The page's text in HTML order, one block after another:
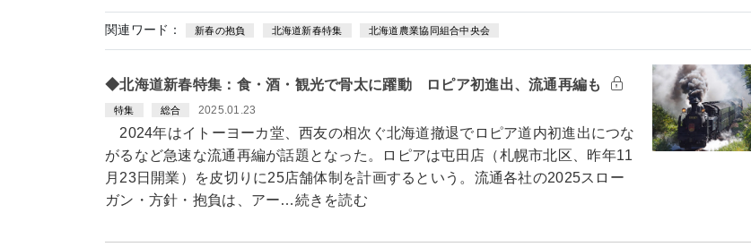
関連ワード： 新春の抱負 北海道新春特集 北海道農業協同組合中央会
◆北海道新春特集：食・酒・観光で骨太に躍動 ロピア初進出、流通再編も
特集 総合 2025.01.23
2024年はイトーヨーカ堂、西友の相次ぐ北海道撤退でロピア道内初進出につな
がるなど急速な流通再編が話題となった。ロピアは屯田店（札幌市北区、昨年11
月23日開業）を皮切りに25店舗体制を計画するという。流通各社の2025スロー
ガン・方針・抱負は、アー…続きを読む